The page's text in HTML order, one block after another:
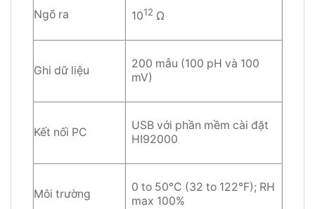
Ngõ ra 1012 Ω
Ghi dữ liệu
200 mẫu (100 pH và 100
mV)
Kết nối PC
USB với phần mềm cài đặt
HI92000
Môi trường
0 to 50°C (32 to 122°F); RH
max 100%